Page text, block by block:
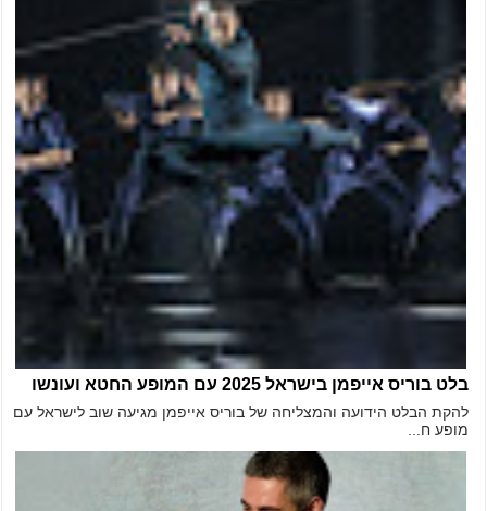
בלט בוריס אייפמן בישראל 2025 עם המופע החטא ועונשו
להקת הבלט הידועה והמצליחה של בוריס אייפמן מגיעה שוב לישראל עם
מופע ח...